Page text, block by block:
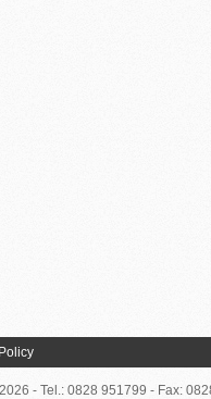
- Tel.: 0828 951799 - Fax: